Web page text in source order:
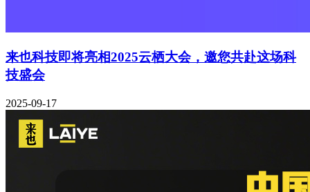
来也科技即将亮相2025云栖大会，邀您共赴这场科
技盛会
2025-09-17